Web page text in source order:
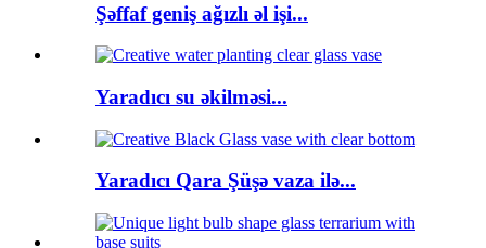
Şəffaf geniş ağızlı əl işi...
Yaradıcı su əkilməsi...
Yaradıcı Qara Şüşə vaza ilə...